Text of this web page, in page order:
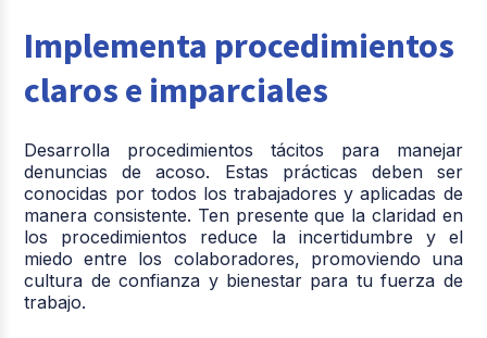
Implementa procedimientos
claros e imparciales
Desarrolla procedimientos tácitos para manejar
denuncias de acoso. Estas prácticas deben ser
conocidas por todos los trabajadores y aplicadas de
manera consistente. Ten presente que la claridad en
los procedimientos reduce la incertidumbre y el
miedo entre los colaboradores, promoviendo una
cultura de confianza y bienestar para tu fuerza de
trabajo.